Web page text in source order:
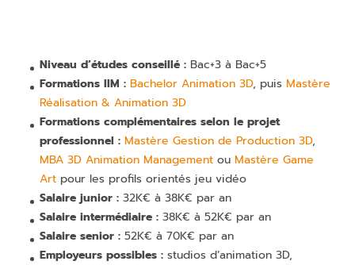
Niveau d’études conseillé : Bac+3 à Bac+5
Formations IIM : Bachelor Animation 3D, puis Mastère
Réalisation & Animation 3D
Formations complémentaires selon le projet
professionnel : Mastère Gestion de Production 3D,
MBA 3D Animation Management ou Mastère Game
Art pour les profils orientés jeu vidéo
Salaire junior : 32K€ à 38K€ par an
Salaire intermédiaire : 38K€ à 52K€ par an
Salaire senior : 52K€ à 70K€ par an
Employeurs possibles : studios d’animation 3D,